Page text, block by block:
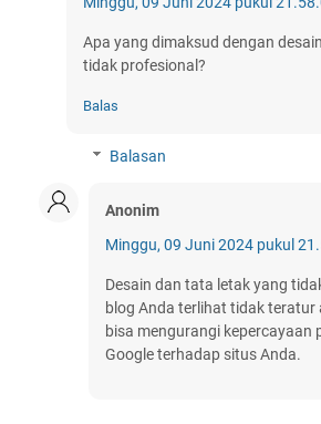
Apa yang dimaksud dengan
tidak profesional?
Balas
Balasan
Anonim
Minggu, 09 Juni 2024 pukul
Desain dan tata letak yang
blog Anda terlihat tidak teratur
bisa mengurangi kepercayaan
Google terhadap situs Anda.